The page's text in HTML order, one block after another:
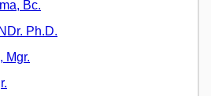
Bc.
Ph.D.
Mgr.